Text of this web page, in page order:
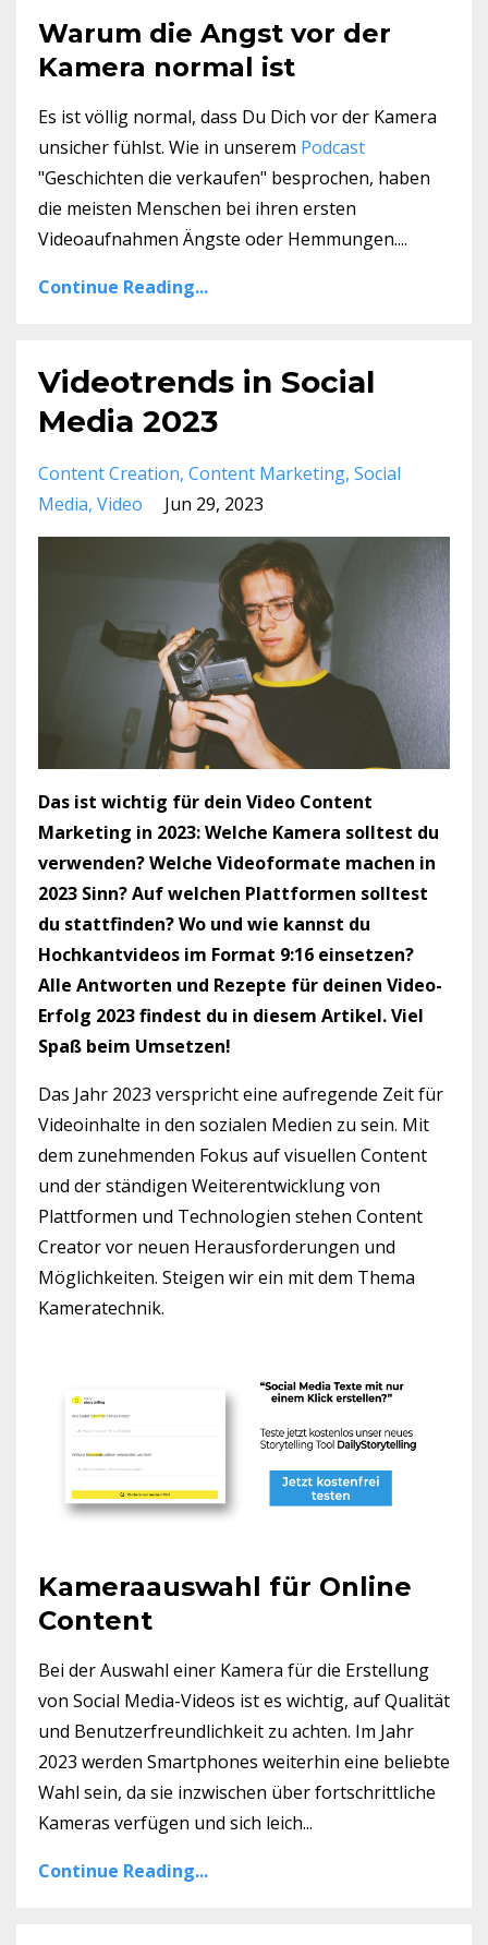
Warum die Angst vor der
Kamera normal ist
Es ist völlig normal, dass Du Dich vor der Kamera
unsicher fühlst. Wie in unserem Podcast
"Geschichten die verkaufen" besprochen, haben
die meisten Menschen bei ihren ersten
Videoaufnahmen Ängste oder Hemmungen....
Continue Reading...
Videotrends in Social
Media 2023
Content Creation Content Marketing Social
Media Video Jun 29, 2023
Das ist wichtig für dein Video Content
Marketing in 2023: Welche Kamera solltest du
verwenden? Welche Videoformate machen in
2023 Sinn? Auf welchen Plattformen solltest
du stattfinden? Wo und wie kannst du
Hochkantvideos im Format 9:16 einsetzen?
Alle Antworten und Rezepte für deinen Video-
Erfolg 2023 findest du in diesem Artikel. Viel
Spaß beim Umsetzen!
Das Jahr 2023 verspricht eine aufregende Zeit für
Videoinhalte in den sozialen Medien zu sein. Mit
dem zunehmenden Fokus auf visuellen Content
und der ständigen Weiterentwicklung von
Plattformen und Technologien stehen Content
Creator vor neuen Herausforderungen und
Möglichkeiten. Steigen wir ein mit dem Thema
Kameratechnik.
Kameraauswahl für Online
Content
Bei der Auswahl einer Kamera für die Erstellung
von Social Media-Videos ist es wichtig, auf Qualität
und Benutzerfreundlichkeit zu achten. Im Jahr
2023 werden Smartphones weiterhin eine beliebte
Wahl sein, da sie inzwischen über fortschrittliche
Kameras verfügen und sich leich...
Continue Reading...